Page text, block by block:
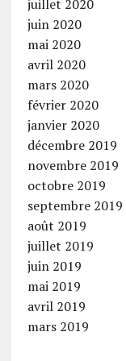
juillet 2020
juin 2020
mai 2020
avril 2020
mars 2020
février 2020
janvier 2020
décembre 2019
novembre 2019
octobre 2019
septembre 2019
août 2019
juillet 2019
juin 2019
mai 2019
avril 2019
mars 2019